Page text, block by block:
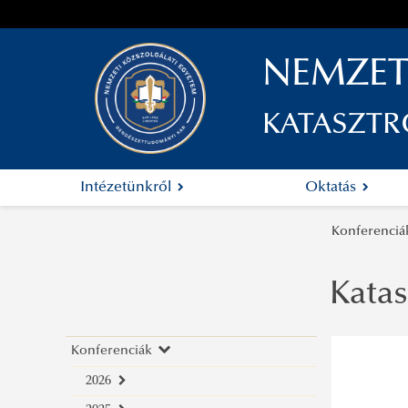
Intézetünkről Oktatás
Konferenciák
2026